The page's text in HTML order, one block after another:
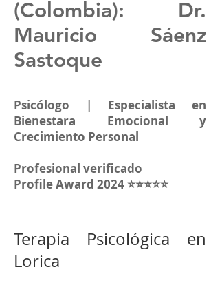
(Colombia): Dr.
Mauricio Sáenz
Sastoque
Psicólogo | Especialista en
Bienestara Emocional y
Crecimiento Personal
Profesional verificado
Profile Award 2024 ⭐⭐⭐⭐⭐
Terapia Psicológica en
Lorica